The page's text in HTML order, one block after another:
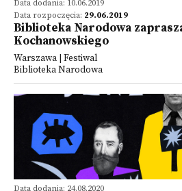
Data dodania: 10.06.2019
Data rozpoczęcia: 29.06.2019
Biblioteka Narodowa
Kochanowskiego
Warszawa | Festiwal
Biblioteka Narodowa
Data dodania: 24.08.2020